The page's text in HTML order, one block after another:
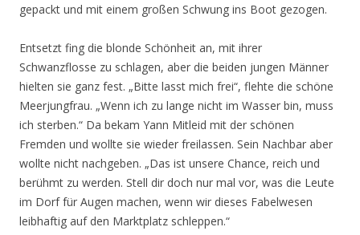
gepackt und mit einem großen Schwung ins Boot gezogen.
Entsetzt fing die blonde Schönheit an, mit ihrer
Schwanzflosse zu schlagen, aber die beiden jungen Männer
hielten sie ganz fest. „Bitte lasst mich frei“, flehte die schöne
Meerjungfrau. „Wenn ich zu lange nicht im Wasser bin, muss
ich sterben.“ Da bekam Yann Mitleid mit der schönen
Fremden und wollte sie wieder freilassen. Sein Nachbar aber
wollte nicht nachgeben. „Das ist unsere Chance, reich und
berühmt zu werden. Stell dir doch nur mal vor, was die Leute
im Dorf für Augen machen, wenn wir dieses Fabelwesen
leibhaftig auf den Marktplatz schleppen.“